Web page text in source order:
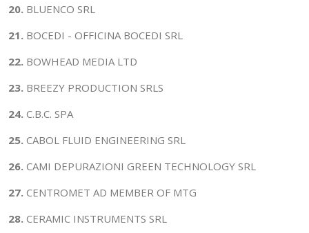
20. BLUENCO SRL
21. BOCEDI - OFFICINA BOCEDI SRL
22. BOWHEAD MEDIA LTD
23. BREEZY PRODUCTION SRLS
24. C.B.C. SPA
25. CABOL FLUID ENGINEERING SRL
26. CAMI DEPURAZIONI GREEN TECHNOLOGY SRL
27. CENTROMET AD MEMBER OF MTG
28. CERAMIC INSTRUMENTS SRL